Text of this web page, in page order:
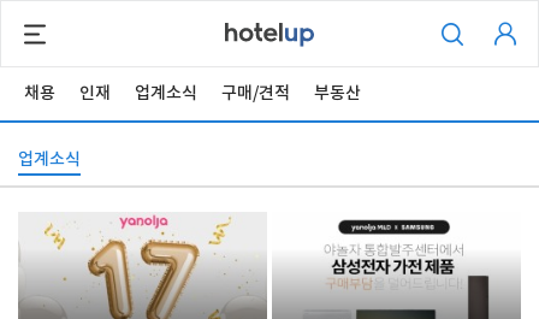
채용 인재 업계소식 구매/견적 부동산
업계소식